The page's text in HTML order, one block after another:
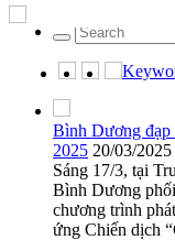
Bình Dương đạp
2025 20/03/2025
Sáng 17/3, tại
Bình Dương
chương trình
ứng Chiến dịch